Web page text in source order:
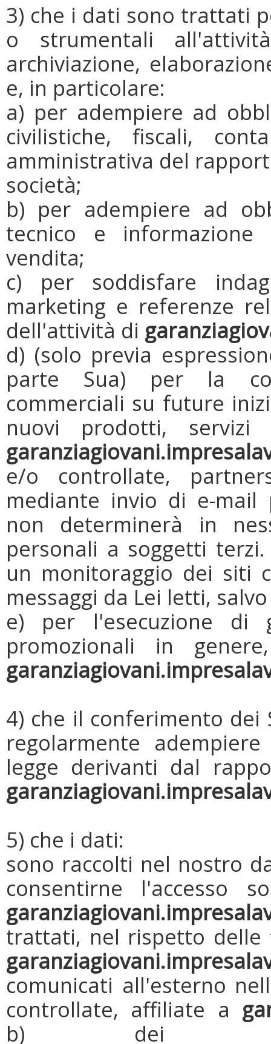
3) che i dati sono trattati
o strumentali
archiviazione,
e, in particolare:
a) per adempiere ad
civilistiche, fiscali,
amministrativa del
società;
b) per adempiere ad
tecnico e
vendita;
c) per soddisfare
marketing e referenze
dell'attività di
d) (solo previa
parte Sua) per la
commerciali su future
nuovi prodotti,
e/o controllate,
mediante invio di e-mail
non determinerà in
personali a soggetti
un monitoraggio dei siti
messaggi da Lei letti,
e) per l'esecuzione di
promozionali in
4) che il conferimento
regolarmente
legge derivanti dal
5) che i dati:
sono raccolti nel nostro
consentirne l'accesso
trattati, nel rispetto delle
comunicati all'esterno
controllate, affiliate a
b) dei